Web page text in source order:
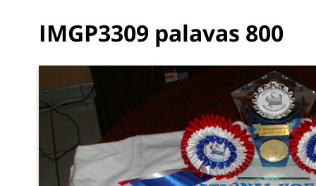
IMGP3309 palavas 800